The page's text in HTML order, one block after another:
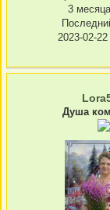
3
2023-02-
Душа